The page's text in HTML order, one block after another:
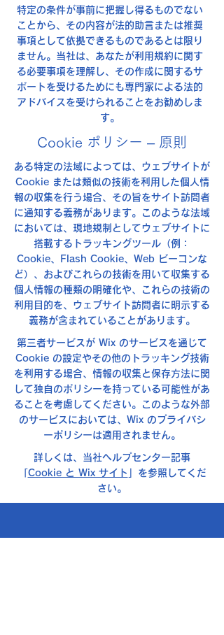
特定の条件が事前に把握し得るものでない
ことから、その内容が法的助言または推奨
事項として依拠できるものであるとは限り
ません。当社は、あなたが利用規約に関す
る必要事項を理解し、その作成に関するサ
ポートを受けるためにも専門家による法的
アドバイスを受けられることをお勧めしま
す。
Cookie ポリシー – 原則
ある特定の法域によっては、ウェブサイトが
Cookie または類似の技術を利用した個人情
報の収集を行う場合、その旨をサイト訪問者
に通知する義務があります。このような法域
においては、現地規制としてウェブサイトに
搭載するトラッキングツール（例：
Cookie、Flash Cookie、Web ビーコンな
ど）、およびこれらの技術を用いて収集する
個人情報の種類の明確化や、これらの技術の
利用目的を、ウェブサイト訪問者に明示する
義務が含まれていることがあります。
第三者サービスが Wix のサービスを通じて
Cookie の設定やその他のトラッキング技術
を利用する場合、情報の収集と保存方法に関
して独自のポリシーを持っている可能性があ
ることを考慮してください。このような外部
のサービスにおいては、Wix のプライバシ
ーポリシーは適用されません。
詳しくは、当社ヘルプセンター記事
Cookie と Wix サイト
」を参照してくだ
さい。